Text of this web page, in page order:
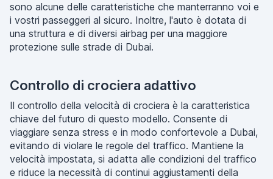
sono alcune delle caratteristiche che manterranno voi e
i vostri passeggeri al sicuro. Inoltre, l'auto è dotata di
una struttura e di diversi airbag per una maggiore
protezione sulle strade di Dubai.
Controllo di crociera adattivo
Il controllo della velocità di crociera è la caratteristica
chiave del futuro di questo modello. Consente di
viaggiare senza stress e in modo confortevole a Dubai,
evitando di violare le regole del traffico. Mantiene la
velocità impostata, si adatta alle condizioni del traffico
e riduce la necessità di continui aggiustamenti della